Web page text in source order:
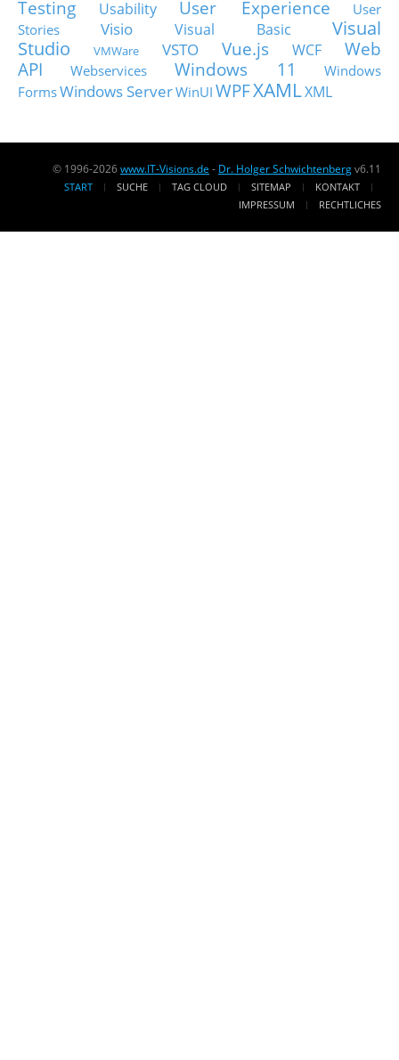
Testing
Usability User Experience
User
Stories
Visio Visual Basic
Visual
Studio
VMWare VSTO Vue.js WCF
Web
API
Webservices Windows 11
Windows
FormsWindows ServerWinUI WPFXAMLXML
© 1996-2026www.IT-Visions.de - Dr. Holger Schwichtenbergv6.11
START SUCHE TAG CLOUD SITEMAP
KONTAKT
IMPRESSUM
RECHTLICHES